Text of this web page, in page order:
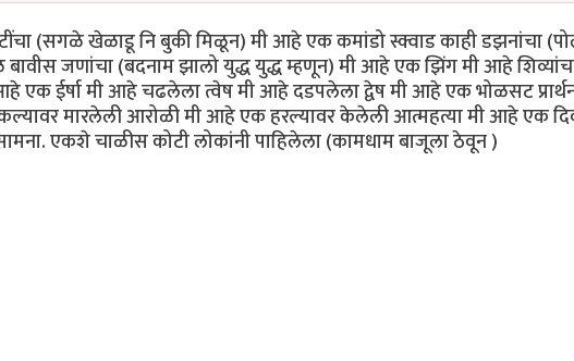
(सगळे खेळाडू नि बुकी मिळून) मी आहे एक कमांडो स्क्वाड काही डझनांचा
जणांचा (बदनाम झालो युद्ध युद्ध म्हणून) मी आहे एक झिंग मी आहे
ईर्षा मी आहे चढलेला त्वेष मी आहे दडपलेला द्वेष मी आहे एक भोळसट
मारलेली आरोळी मी आहे एक हरल्यावर केलेली आत्महत्या मी आहे एक
एकशे चाळीस कोटी लोकांनी पाहिलेला (कामधाम बाजूला ठेवून )